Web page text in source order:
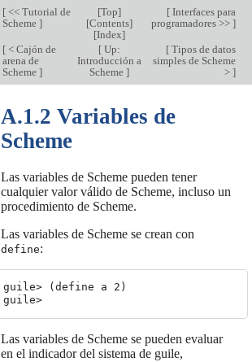
[<< Tutorial de
Scheme ]
[Top]
[Contents]
[Index]
[Interfaces para
programadores >> ]
[< Cajón de
arena de
Scheme ]
[Up:
Introducción a
Scheme ]
[Tipos de datos
simples de Scheme
> ]
A.1.2 Variables de
Scheme
Las variables de Scheme pueden tener
cualquier valor válido de Scheme, incluso un
procedimiento de Scheme.
Las variables de Scheme se crean con
define:
guile> (define a 2)
guile>
Las variables de Scheme se pueden evaluar
en el indicador del sistema de guile,